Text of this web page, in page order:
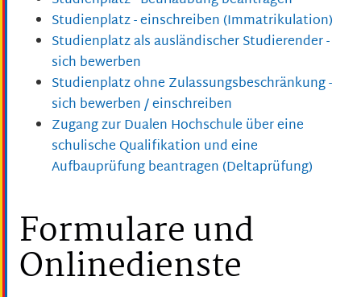
Studienplatz - einschreiben (Immatrikulation)
Studienplatz als ausländischer Studierender -
sich bewerben
Studienplatz ohne Zulassungsbeschränkung -
sich bewerben / einschreiben
Zugang zur Dualen Hochschule über eine
schulische Qualifikation und eine
Aufbauprüfung beantragen (Deltaprüfung)
Formulare und
Onlinedienste